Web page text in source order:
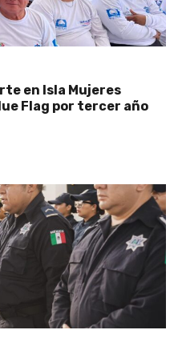
en Isla Mujeres
Flag por tercer año